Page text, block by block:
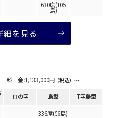
630席(105
島)
細を見る
料 金:1,133,000円（税込）〜
ロの字 島型
336席(56島)
T字島型
ドコンファレンスセンター
ァレンスセンター
レンスセンター